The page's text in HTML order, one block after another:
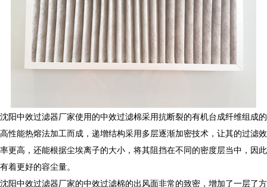
沈阳中效过滤器厂家使用的中效过滤棉采用抗断裂的有机台成纤维组成的
高性能热熔法加工而成，递增结构采用多层逐渐加密技术，让其的过滤效
率更高，还能根据尘埃离子的大小，将其阻挡在不同的密度层当中，因此
有着更好的容尘量。
沈阳中效过滤器厂家的中效过滤棉的出风面非常的致密，增加了一层了方